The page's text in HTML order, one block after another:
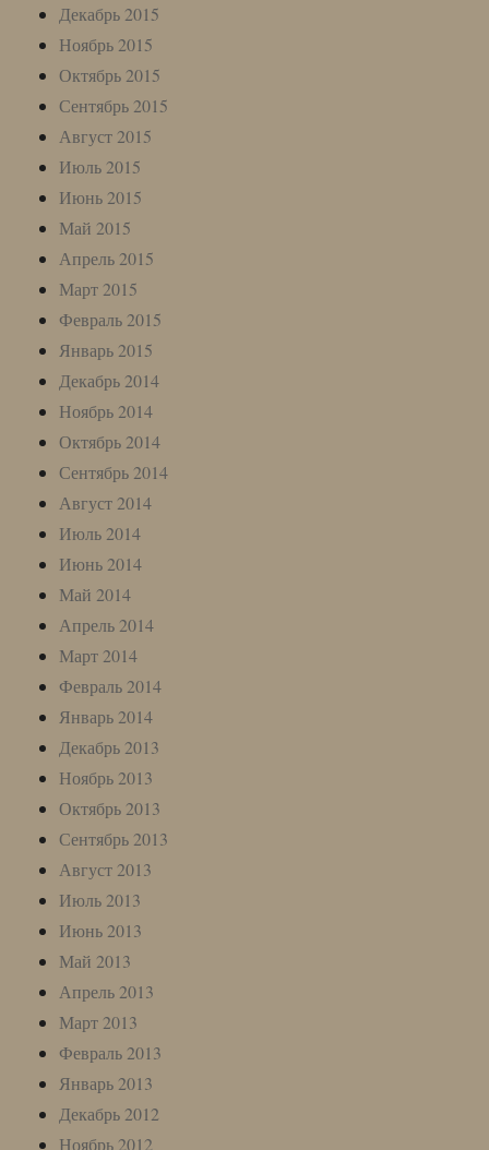
Декабрь 2015
Ноябрь 2015
Октябрь 2015
Сентябрь 2015
Август 2015
Июль 2015
Июнь 2015
Май 2015
Апрель 2015
Март 2015
Февраль 2015
Январь 2015
Декабрь 2014
Ноябрь 2014
Октябрь 2014
Сентябрь 2014
Август 2014
Июль 2014
Июнь 2014
Май 2014
Апрель 2014
Март 2014
Февраль 2014
Январь 2014
Декабрь 2013
Ноябрь 2013
Октябрь 2013
Сентябрь 2013
Август 2013
Июль 2013
Июнь 2013
Май 2013
Апрель 2013
Март 2013
Февраль 2013
Январь 2013
Декабрь 2012
Ноябрь 2012